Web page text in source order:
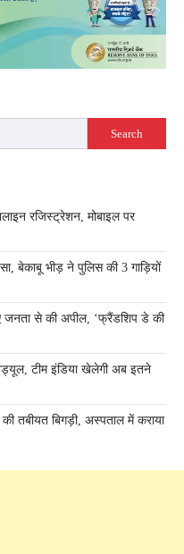
Search
रजिस्ट्रेशन, मोबाइल पर
बेकाबू भीड़ ने पुलिस की 3 गाड़ियों
जनता से की अपील, ‘फ्रैंडशिप डे की
टीम इंडिया खेलेगी अब इतने
तबीयत बिगड़ी, अस्पताल में कराया